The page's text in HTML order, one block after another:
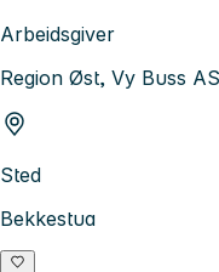
Arbeidsgiver
Region Øst, Vy Buss AS
Sted
Bekkestua